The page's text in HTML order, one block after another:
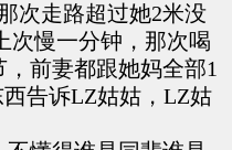
次走路超过她2米没
次慢一分钟，那次喝
前妻都跟她妈全部1
告诉LZ姑姑，LZ姑